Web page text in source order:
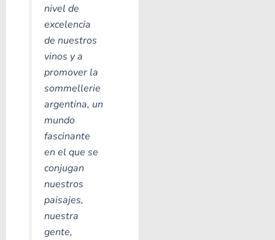
nivel de
excelencia
de nuestros
vinos y a
promover la
sommellerie
argentina, un
mundo
fascinante
en el que se
conjugan
nuestros
paisajes,
nuestra
gente,